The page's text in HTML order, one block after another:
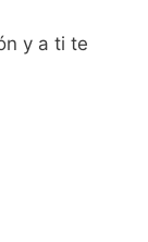
y a ti te